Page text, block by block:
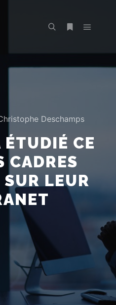
Deschamps
ÉTUDIÉ CE
CADRES
LEUR